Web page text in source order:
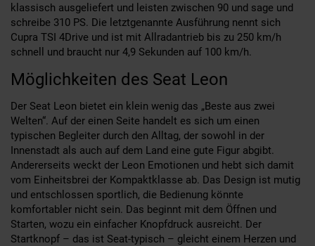
klassisch ausgeliefert und leisten zwischen 90 und sage und
schreibe 310 PS. Die letztgenannte Ausführung nennt sich
Cupra TSI 4Drive und ist mit Allradantrieb bis zu 250 km/h
schnell und braucht nur 4,9 Sekunden auf 100 km/h.
Möglichkeiten des Seat Leon
Der Seat Leon bietet ein klein wenig das „Beste aus zwei
Welten“. Auf der einen Seite handelt es sich um einen
typischen Begleiter durch den Alltag, der sowohl in der
Innenstadt als auch auf dem Land eine gute Figur abgibt.
Andererseits weckt der Leon Emotionen und hebt sich damit
vom Einheitsbrei der Kompaktklasse ab. Das Design ist mutig
und entschlossen sportlich, die Bedienung könnte
komfortabler nicht sein. Das beginnt mit dem Öffnen und
Starten, wozu ein einfacher Knopfdruck ausreicht. Der
Startknopf – das ist Seat-typisch – gleicht einem Herzen und